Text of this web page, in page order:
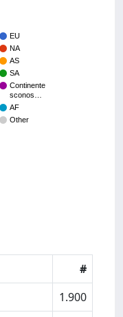
EU
NA
AS
SA
Continente
sconos…
AF
Other
#
1.900